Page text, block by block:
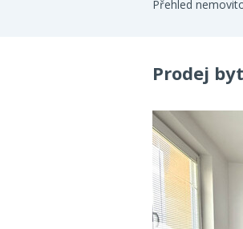
Přehled
Prodej